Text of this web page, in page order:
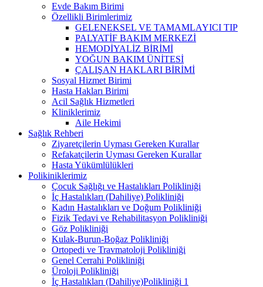
Evde Bakım Birimi
Özellikli Birimlerimiz
GELENEKSEL VE TAMAMLAYICI TIP
PALYATİF BAKIM MERKEZİ
HEMODİYALİZ BİRİMİ
YOĞUN BAKIM ÜNİTESİ
ÇALIŞAN HAKLARI BİRİMİ
Sosyal Hizmet Birimi
Hasta Hakları Birimi
Acil Sağlık Hizmetleri
Kliniklerimiz
Aile Hekimi
Sağlık Rehberi
Ziyaretçilerin Uyması Gereken Kurallar
Refakatçilerin Uyması Gereken Kurallar
Hasta Yükümlülükleri
Polikiniklerimiz
Çocuk Sağlığı ve Hastalıkları Polikliniği
İç Hastalıkları (Dahiliye) Polikliniği
Kadın Hastalıkları ve Doğum Polikliniği
Fizik Tedavi ve Rehabilitasyon Polikliniği
Göz Polikliniği
Kulak-Burun-Boğaz Polikliniği
Ortopedi ve Travmatoloji Polikliniği
Genel Cerrahi Polikliniği
Üroloji Polikliniği
İç Hastalıkları (Dahiliye)Polikliniği 1